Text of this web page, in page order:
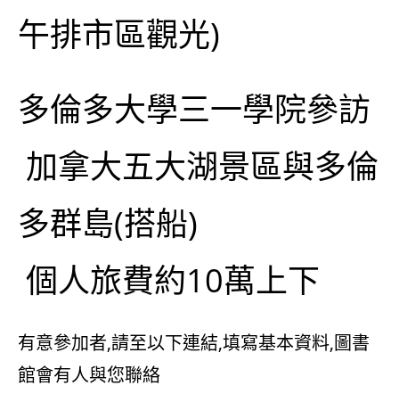
午排市區觀光)
多倫多大學三一學院參訪
加拿大五大湖景區與多倫
多群島(搭船)
個人旅費約10萬上下
有意參加者,請至以下連結,填寫基本資料,圖書
館會有人與您聯絡